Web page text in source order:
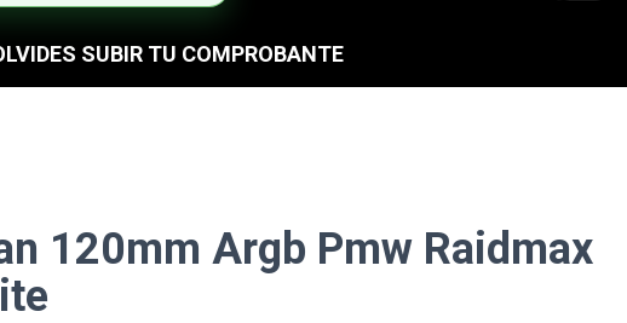
SUBIR TU COMPROBANTE
120mm Argb Pmw Raidmax